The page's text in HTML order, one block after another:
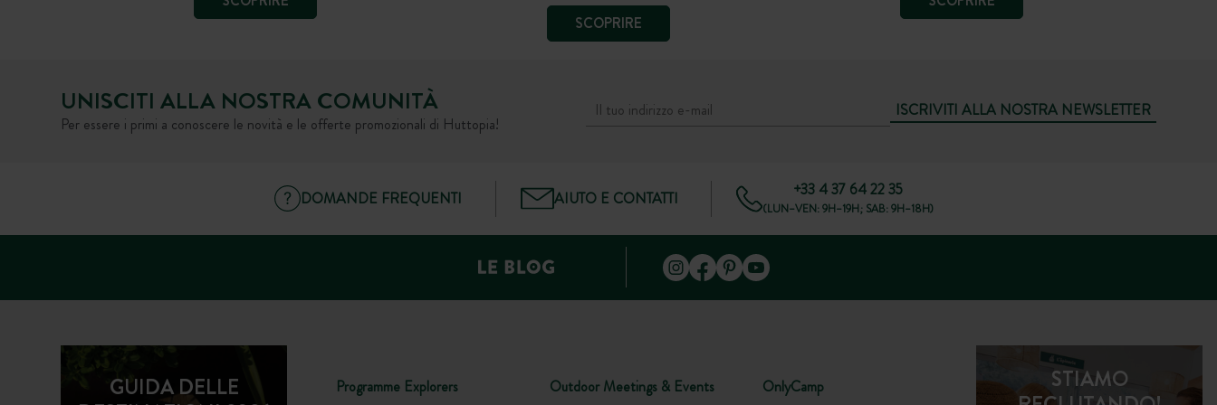
SCOPRIRE
UNISCITI ALLA NOSTRA COMUNITÀ
Per essere i primi a conoscere le novità e le offerte promozionali di Huttopia!
ISCRIVITI ALLA NOSTRA NEWSLETTER
DOMANDE FREQUENTI AIUTO E CONTATTI +33 4 37 64 22 35
(LUN–VEN: 9H–19H; SAB: 9H–18H)
GUIDA DELLE
Programme Explorers Outdoor Meetings & Events OnlyCamp
STIAMO